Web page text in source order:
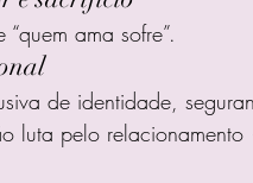
ama sofre”.
de identidade,
luta pelo